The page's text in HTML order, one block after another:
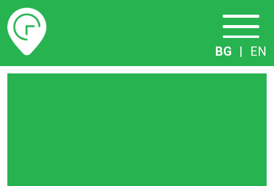
Разписание
BG | EN